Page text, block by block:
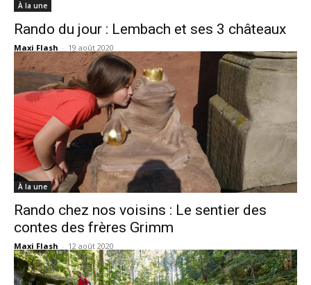
À la une
Rando du jour : Lembach et ses 3 châteaux
Maxi Flash - 19 août 2020
À la une
Rando chez nos voisins : Le sentier des
contes des frères Grimm
Maxi Flash - 12 août 2020